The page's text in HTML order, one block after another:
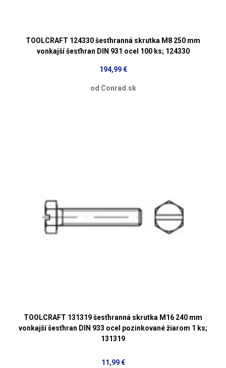
TOOLCRAFT 124330 šesťhranná skrutka M8 250 mm
vonkajší šesťhran DIN 931 ocel 100 ks; 124330
194,99 €
od Conrad.sk
TOOLCRAFT 131319 šesťhranná skrutka M16 240 mm
vonkajší šesťhran DIN 933 ocel pozinkované žiarom 1 ks;
131319
11,99 €